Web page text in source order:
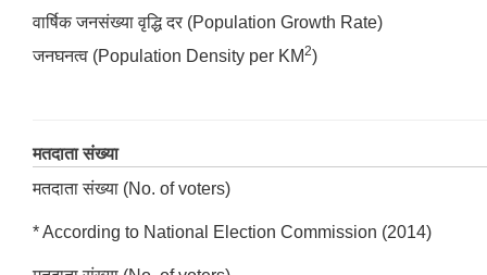
वार्षिक जनसंख्या वृद्धि दर (Population Growth Rate)
जनघनत्व (Population Density per KM2)
मतदाता संख्या
मतदाता संख्या (No. of voters)
* According to National Election Commission (2014)